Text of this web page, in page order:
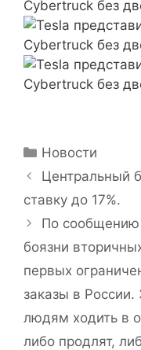
Рубрики
Новости
Центральный
ставку до 17%.
По сообщению
боязни
первых
заказы в России.
людям ходить в
либо продлят,